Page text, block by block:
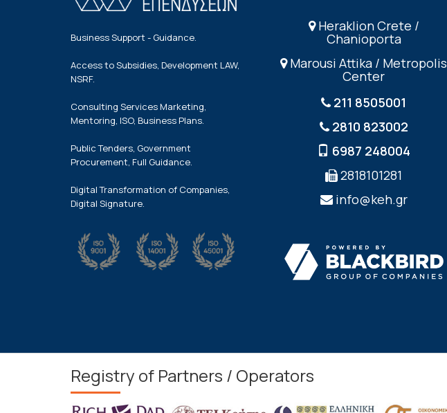
Business Support - Guidance.
Access to Subsidies, Development LAW,
NSRF.
Consulting Services Marketing,
Mentoring, ISO, Business Plans.
Public Tenders, Government
Procurement, Full Guidance.
Digital Transformation of Companies,
Digital Signature.
Heraklion Crete /
Chanioporta
Marousi Attika / Metropolis
Center
211 8505001
2810 823002
6987 248004
2818101281
info@keh.gr
Registry of Partners / Operators